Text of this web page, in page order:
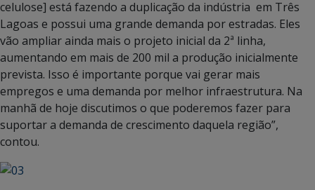
celulose] está fazendo a duplicação da indústria em Três
Lagoas e possui uma grande demanda por estradas. Eles
vão ampliar ainda mais o projeto inicial da 2ª linha,
aumentando em mais de 200 mil a produção inicialmente
prevista. Isso é importante porque vai gerar mais
empregos e uma demanda por melhor infraestrutura. Na
manhã de hoje discutimos o que poderemos fazer para
suportar a demanda de crescimento daquela região”,
contou.